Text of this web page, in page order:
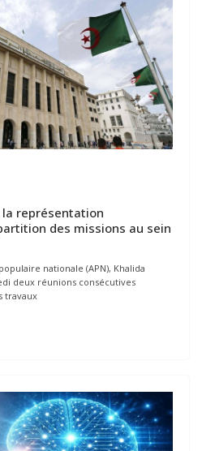
la représentation
des missions au sein
nationale (APN), Khalida
deux réunions consécutives
travaux